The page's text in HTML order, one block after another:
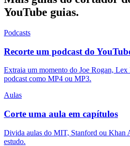
YouTube guias.
Podcasts
Recorte um podcast do
Extraia um momento do Joe Rogan,
podcast como MP4 ou MP3.
Aulas
Corte uma aula em capítulos
Divida aulas do MIT, Stanford ou Khan
estudo.